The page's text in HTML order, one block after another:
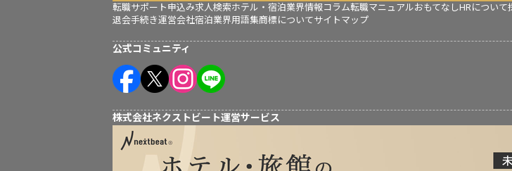
転職サポート申込み求人検索ホテル・宿泊業界情報コラム転職マニュアルおもてなしHRについて
退会手続き運営会社宿泊業界用語集商標についてサイトマップ
公式コミュニティ
株式会社ネクストビート運営サービス